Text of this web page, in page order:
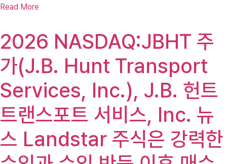
Read More
2026 NASDAQ:JBHT 주
가(J.B. Hunt Transport
Services, Inc.), J.B. 헌트
트랜스포트 서비스, Inc. 뉴
스 Landstar 주식은 강력한